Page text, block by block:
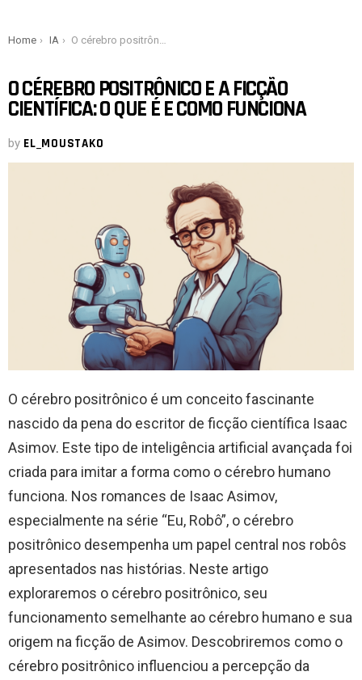
You are here:
Home IA O cérebro positrônico e a ficção científica: o que é e como funciona
O CÉREBRO POSITRÔNICO E A FICÇÃO
CIENTÍFICA: O QUE É E COMO FUNCIONA
by EL_MOUSTAKO
O cérebro positrônico é um conceito fascinante
nascido da pena do escritor de ficção científica Isaac
Asimov. Este tipo de inteligência artificial avançada foi
criada para imitar a forma como o cérebro humano
funciona. Nos romances de Isaac Asimov,
especialmente na série “Eu, Robô”, o cérebro
positrônico desempenha um papel central nos robôs
apresentados nas histórias. Neste artigo
exploraremos o cérebro positrônico, seu
funcionamento semelhante ao cérebro humano e sua
origem na ficção de Asimov. Descobriremos como o
cérebro positrônico influenciou a percepção da